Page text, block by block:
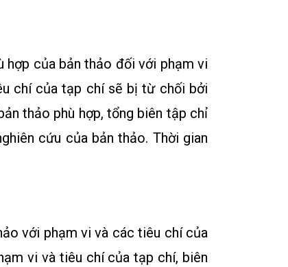
của bản thảo đối với phạm vi
chí của tạp chí sẽ bị từ chối bởi
thảo phù hợp, tổng biên tập chỉ
cứu của bản thảo. Thời gian
với phạm vi và các tiêu chí của
vi và tiêu chí của tạp chí, biên